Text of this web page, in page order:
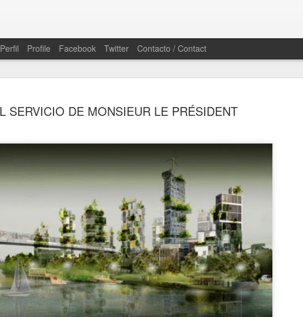
SERVICIO DE MONSIEUR LE PRÉSIDENT
Perfil Profile Facebook Twitter Contacto / Contact
1
ARQUITECTURA Y
9 de junio 2016
LA OBLIGACIÓN DE LA CRÍTICA EN EL
EFÍMERO
Victoria Camps - Josep LLuís Mateo
Este diálogo entre Victoria Camps y Josep
como una reflexión sobre los motivos y las
debilitación del pensamiento crítico dentro de
por el poder cuantitativo del like y el impacto
efímero. Ante ello, puesto que esta sociedad
víctima de ese proceso que ella misma
preciso meditar vías que reconfiguren la
necesidad.